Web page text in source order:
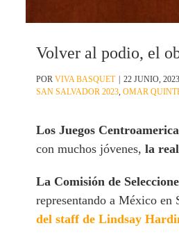
Volver al podio, el
POR VIVA BASQUET 22 JUNIO, 2023
SAN SALVADOR 2023, OMAR
Los Juegos
con muchos jóvenes, la
La Comisión de
representando a México en
del staff de Lindsay